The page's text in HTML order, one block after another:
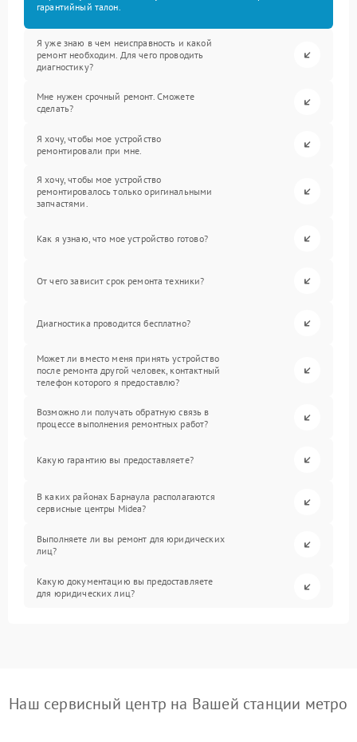
гарантийный талон.
Я уже знаю в чем неисправность и какой
ремонт необходим. Для чего проводить
диагностику?
Мне нужен срочный ремонт. Сможете
сделать?
Я хочу, чтобы мое устройство
ремонтировали при мне.
Я хочу, чтобы мое устройство
ремонтировалось только оригинальными
запчастями.
Как я узнаю, что мое устройство готово?
От чего зависит срок ремонта техники?
Диагностика проводится бесплатно?
Может ли вместо меня принять устройство
после ремонта другой человек, контактный
телефон которого я предоставлю?
Возможно ли получать обратную связь в
процессе выполнения ремонтных работ?
Какую гарантию вы предоставляете?
В каких районах Барнаула располагаются
сервисные центры Midea?
Выполняете ли вы ремонт для юридических
лиц?
Какую документацию вы предоставляете
для юридических лиц?
Наш сервисный центр на Вашей станции метро